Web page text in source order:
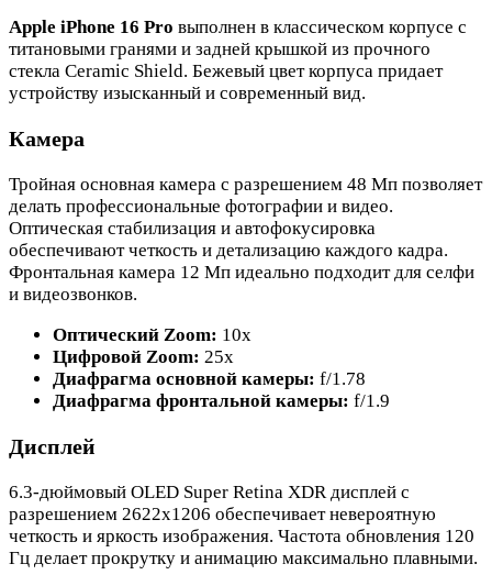
Apple iPhone 16 Pro выполнен в классическом корпусе с
титановыми гранями и задней крышкой из прочного
стекла Ceramic Shield. Бежевый цвет корпуса придает
устройству изысканный и современный вид.
Камера
Тройная основная камера с разрешением 48 Мп позволяет
делать профессиональные фотографии и видео.
Оптическая стабилизация и автофокусировка
обеспечивают четкость и детализацию каждого кадра.
Фронтальная камера 12 Мп идеально подходит для селфи
и видеозвонков.
Оптический Zoom: 10x
Цифровой Zoom: 25x
Диафрагма основной камеры: f/1.78
Диафрагма фронтальной камеры: f/1.9
Дисплей
6.3-дюймовый OLED Super Retina XDR дисплей с
разрешением 2622x1206 обеспечивает невероятную
четкость и яркость изображения. Частота обновления 120
Гц делает прокрутку и анимацию максимально плавными.